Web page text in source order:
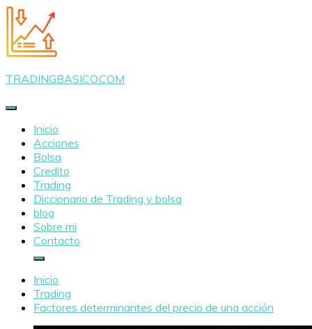
Saltar
al
contenido
TRADINGBASICO.COM
Inicio
Acciones
Bolsa
Credito
Trading
Diccionario de Trading y bolsa
blog
Sobre mi
Contacto
Inicio
Trading
Factores determinantes del precio de una acción